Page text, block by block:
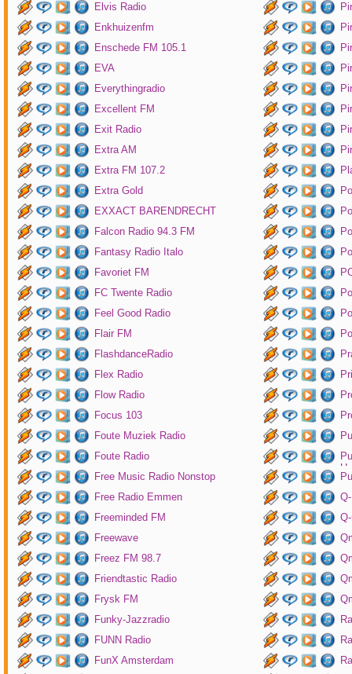
Elvis Radio
Enkhuizenfm
Enschede FM 105.1
EVA
Everythingradio
Excellent FM
Exit Radio
Extra AM
Extra FM 107.2
Extra Gold
EXXACT BARENDRECHT
Falcon Radio 94.3 FM
Fantasy Radio Italo
Favoriet FM
FC Twente Radio
Feel Good Radio
Flair FM
FlashdanceRadio
Flex Radio
Flow Radio
Focus 103
Foute Muziek Radio
Foute Radio
Free Music Radio Nonstop
Free Radio Emmen
Freeminded FM
Freewave
Freez FM 98.7
Friendtastic Radio
Frysk FM
Funky-Jazzradio
FUNN Radio
FunX Amsterdam